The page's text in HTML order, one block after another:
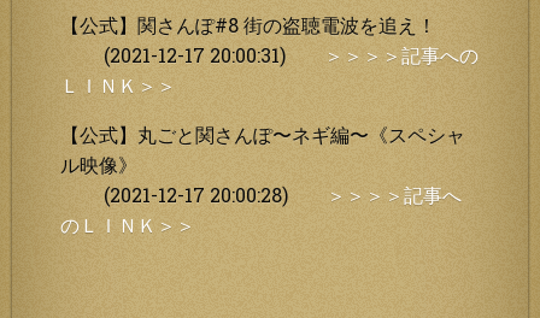
【公式】関さんぽ#8 街の盗聴電波を追え！
(2021-12-17 20:00:31)
＞＞＞＞記事への
ＬＩＮＫ＞＞
【公式】丸ごと関さんぽ〜ネギ編〜《スペシャ
ル映像》
(2021-12-17 20:00:28)
＞＞＞＞記事へ
のＬＩＮＫ＞＞